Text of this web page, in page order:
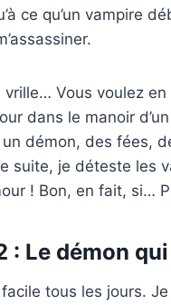
ce qu’un vampire
vrille… Vous voulez
dans le manoir
démon, des fées,
suite, je déteste les
! Bon, en fait, si…
: Le démon
tous les jours. Je